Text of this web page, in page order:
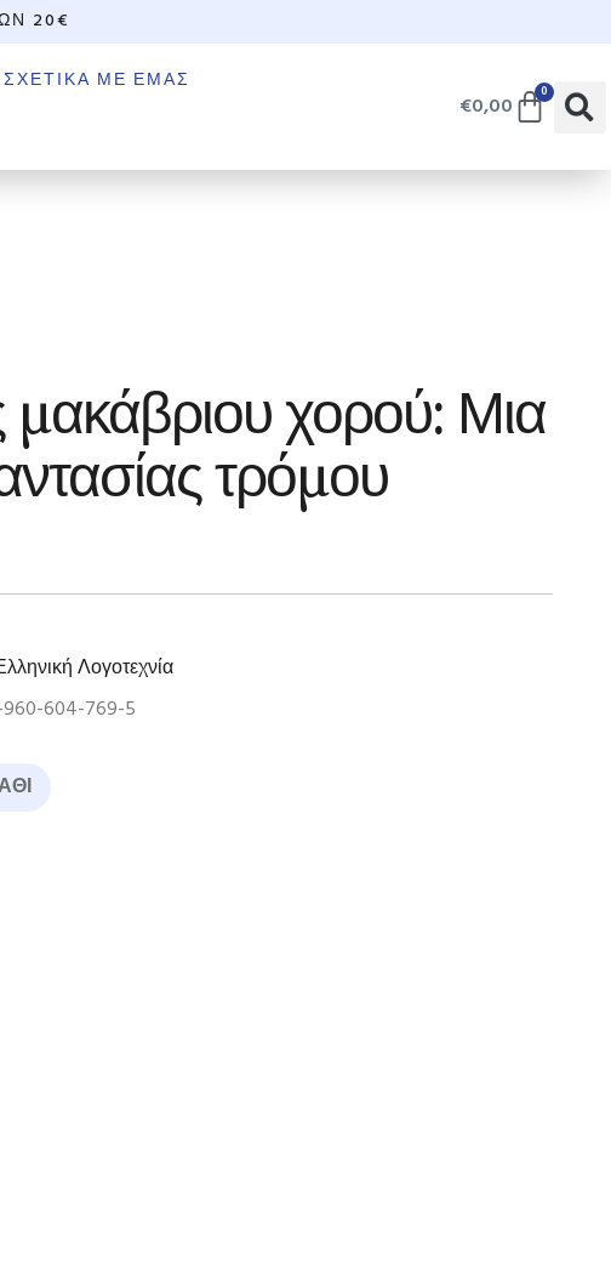
20€
ΣΧΕΤΙΚΆ ΜΕ ΕΜΆΣ
€0,00 0
μακάβριου χορού: Μια
τρόμου
Λογοτεχνία
960-604-769-5